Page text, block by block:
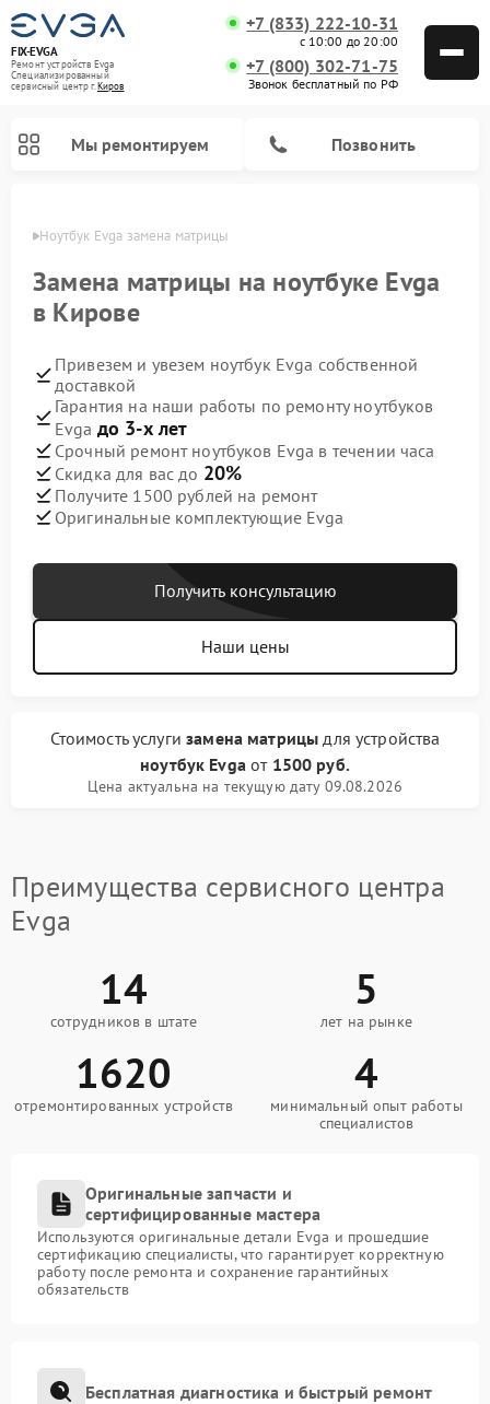
FIX-EVGA
Ремонт устройств Evga
Специализированный
cервисный центр г.Киров
+7 (833) 222-10-31
с 10:00 до 20:00
+7 (800) 302-71-75
Звонок бесплатный по РФ
Мы ремонтируем Позвонить
Ноутбук Evga замена матрицы
Замена матрицы на ноутбуке Evga
в Кирове
Привезем и увезем ноутбук Evga собственной
доставкой
Гарантия на наши работы по ремонту ноутбуков
Evga до 3-х лет
Срочный ремонт ноутбуков Evga в течении часа
Скидка для вас до 20%
Получите 1500 рублей на ремонт
Оригинальные комплектующие Evga
Получить консультацию
Наши цены
Стоимость услугизамена матрицы для устройства
ноутбук Evgaот 1500 руб.
Цена актуальна на текущую дату 09.08.2026
Преимущества сервисного центра
Evga
14
сотрудников в штате
5
лет на рынке
1620
отремонтированных устройств
4
минимальный опыт работы
специалистов
Оригинальные запчасти и
сертифицированные мастера
Используются оригинальные детали Evga и прошедшие
сертификацию специалисты, что гарантирует корректную
работу после ремонта и сохранение гарантийных
обязательств
Бесплатная диагностика и быстрый ремонт